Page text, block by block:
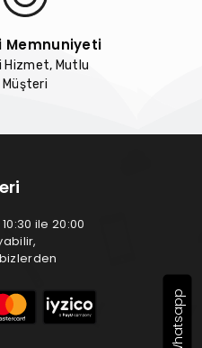
Memnuniyeti
Hizmet, Mutlu
Müşteri
ile 20:00
Whatsapp